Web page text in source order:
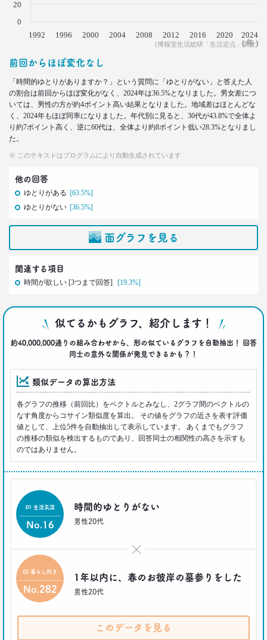
前沢 裕文
2021.12.14
犬派と猫派を49項目で徹底分析！
性格、価値観、消費行動に大差
–日経クロストレンド 連載⑳–
生活総研 上席研究員/コピーライター
前沢 裕文
2021.11.29
–日経クロストレンド 連載⑲–
前沢 裕文
「定年前の3つのブルー」
–日経クロストレンド 連載⑱–
2021.10.12
40代おじさんに共感？
奥田民生も自信がなくてビビり!?
生活総研 上席研究員/コピーライター
前沢 裕文
2021.10.12
奥田民生は「おじさん」を
ユニコーンの武器にした
–日経クロストレンド 連載⑯–
2021.09.09
40代おじさん・ロンブー淳 人生満点じゃない理由
は日光東照宮？
生活総研 上席研究員/コピーライター
前沢 裕文
2021.09.09
とその理由
–日経クロストレンド 連載⑭–
( 年 )
(博報堂生活総研「生活定点」調査)
1992 1996 2000 2004 2008 2012 2016 2020 2024
0
20
前回からほぼ変化なし
「時間的ゆとりがありますか？」という質問に「ゆとりがない」と答えた人
の割合は前回からほぼ変化がなく、2024年は36.5%となりました。男女差につ
いては、男性の方が約4ポイント高い結果となりました。地域差はほとんどな
く、2024年もほぼ同率になりました。年代別に見ると、30代が43.8%で全体よ
り約7ポイント高く、逆に60代は、全体より約8ポイント低い28.3%となりまし
た。
※ このテキストはプログラムにより自動生成されています
他の回答
ゆとりがある [63.5%]
ゆとりがない [36.5%]
面グラフを見る
関連する項目
時間が欲しい [3つまで回答]
[19.3%]
似てるかもグラフ、紹介します！
約40,000,000通りの組み合わせから、形の似ているグラフを自動抽出！ 回答
同士の意外な関係が発見できるかも？！
類似データの算出方法
各グラフの推移（前回比）をベクトルとみなし、2グラフ間のベクトルの
なす角度からコサイン類似度を算出。 その値をグラフの近さを表す評価
値として、上位5件を自動抽出して表示しています。 あくまでもグラフ
の推移の類似を検出するものであり、回答同士の相関性の高さを示すも
のではありません。
時間的ゆとりがない
男性20代
01 生活気流
No.16
1年以内に、春のお彼岸の墓参りをした
男性20代
02 暮らし向き
No.282
このデータを見る